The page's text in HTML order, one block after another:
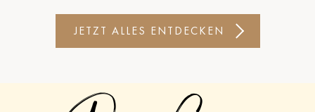
JETZT ALLES ENTDECKEN